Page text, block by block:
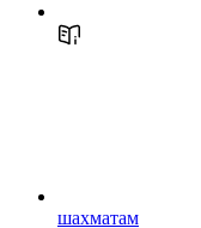
шахматам